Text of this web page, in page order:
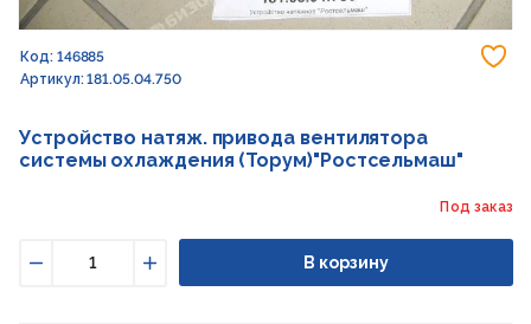
Код: 146885
Артикул: 181.05.04.750
Устройство натяж. привода вентилятора
системы охлаждения (Торум)"Ростсельмаш"
Под заказ
Увеличить
В корзину